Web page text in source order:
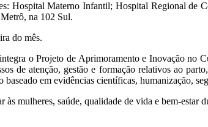
Hospital Materno Infantil; Hospital Regional de
na 102 Sul.
do mês.
o Projeto de Aprimoramento e Inovação no
de atenção, gestão e formação relativos ao
em evidências científicas, humanização,
mulheres, saúde, qualidade de vida e bem-estar